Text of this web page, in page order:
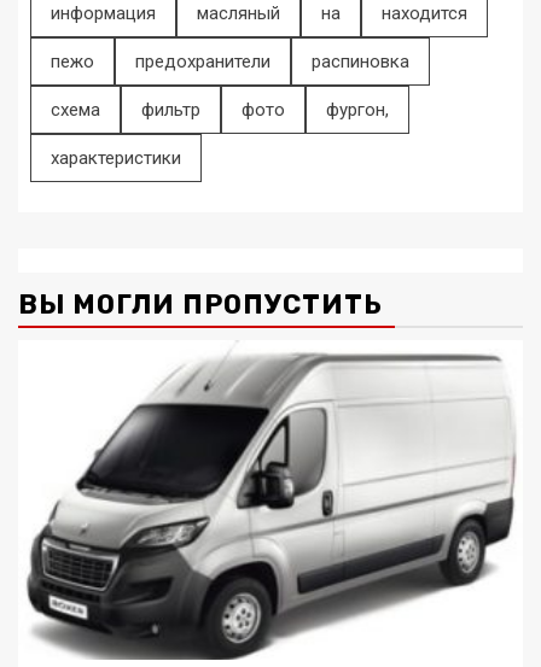
информация масляный на находится
пежо предохранители распиновка
схема фильтр фото фургон,
характеристики
ВЫ МОГЛИ ПРОПУСТИТЬ